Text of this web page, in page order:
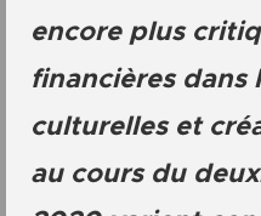
encore plus
financières dans
culturelles et
au cours du